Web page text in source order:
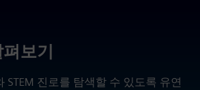
보기
STEM 진로를 탐색할 수 있도록 유연